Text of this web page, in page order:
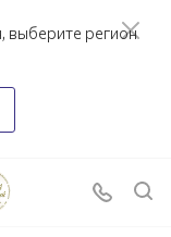
выберите регион